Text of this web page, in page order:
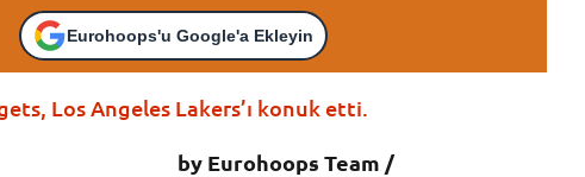
Eurohoops'u Google'a Ekleyin
Los Angeles Lakers’ı konuk etti.
by Eurohoops Team /